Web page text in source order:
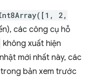
2,
các công cụ hỗ
không xuất hiện
mới nhất này, các
bản xem trước